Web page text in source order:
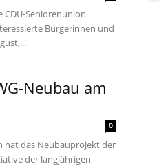
CDU-Seniorenunion
Bürgerinnen und
Neubau am
0
hat das Neubauprojekt der
der langjährigen